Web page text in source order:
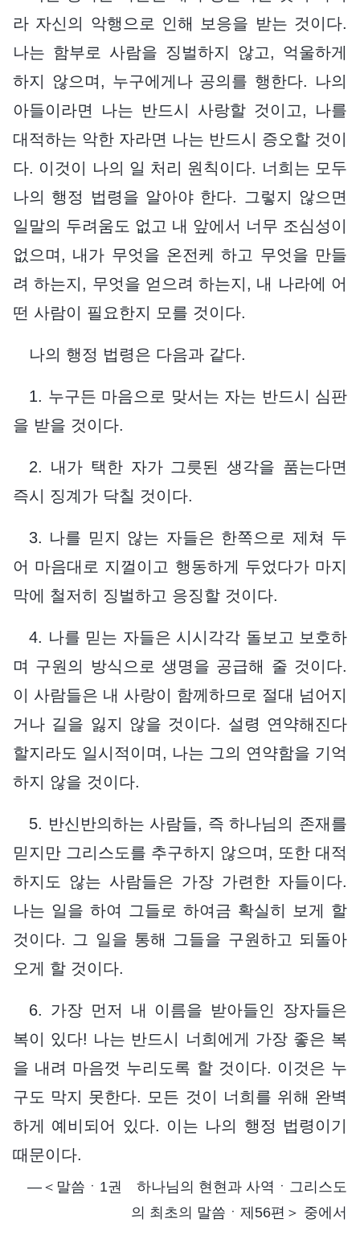
라 자신의 악행으로 인해 보응을 받는 것이다.
나는 함부로 사람을 징벌하지 않고, 억울하게
하지 않으며, 누구에게나 공의를 행한다. 나의
아들이라면 나는 반드시 사랑할 것이고, 나를
대적하는 악한 자라면 나는 반드시 증오할 것이
다. 이것이 나의 일 처리 원칙이다. 너희는 모두
나의 행정 법령을 알아야 한다. 그렇지 않으면
일말의 두려움도 없고 내 앞에서 너무 조심성이
없으며, 내가 무엇을 온전케 하고 무엇을 만들
려 하는지, 무엇을 얻으려 하는지, 내 나라에 어
떤 사람이 필요한지 모를 것이다.
나의 행정 법령은 다음과 같다.
1. 누구든 마음으로 맞서는 자는 반드시 심판
을 받을 것이다.
2. 내가 택한 자가 그릇된 생각을 품는다면
즉시 징계가 닥칠 것이다.
3. 나를 믿지 않는 자들은 한쪽으로 제쳐 두
어 마음대로 지껄이고 행동하게 두었다가 마지
막에 철저히 징벌하고 응징할 것이다.
4. 나를 믿는 자들은 시시각각 돌보고 보호하
며 구원의 방식으로 생명을 공급해 줄 것이다.
이 사람들은 내 사랑이 함께하므로 절대 넘어지
거나 길을 잃지 않을 것이다. 설령 연약해진다
할지라도 일시적이며, 나는 그의 연약함을 기억
하지 않을 것이다.
5. 반신반의하는 사람들, 즉 하나님의 존재를
믿지만 그리스도를 추구하지 않으며, 또한 대적
하지도 않는 사람들은 가장 가련한 자들이다.
나는 일을 하여 그들로 하여금 확실히 보게 할
것이다. 그 일을 통해 그들을 구원하고 되돌아
오게 할 것이다.
6. 가장 먼저 내 이름을 받아들인 장자들은
복이 있다! 나는 반드시 너희에게 가장 좋은 복
을 내려 마음껏 누리도록 할 것이다. 이것은 누
구도 막지 못한다. 모든 것이 너희를 위해 완벽
하게 예비되어 있다. 이는 나의 행정 법령이기
때문이다.
―＜말씀ㆍ1권 하나님의 현현과 사역ㆍ그리스도
의 최초의 말씀ㆍ제56편＞ 중에서